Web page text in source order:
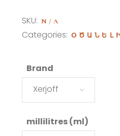
SKU: N/A
Categories:
Brand
Xerjoff
millilitres (ml)